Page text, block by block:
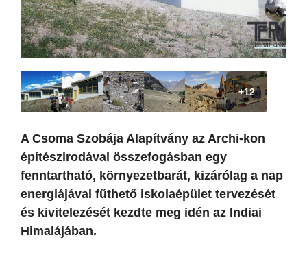
+12
A Csoma Szobája Alapítvány az Archi-kon
építészirodával összefogásban egy
fenntartható, környezetbarát, kizárólag a nap
energiájával fűthető iskolaépület tervezését
és kivitelezését kezdte meg idén az Indiai
Himalájában.